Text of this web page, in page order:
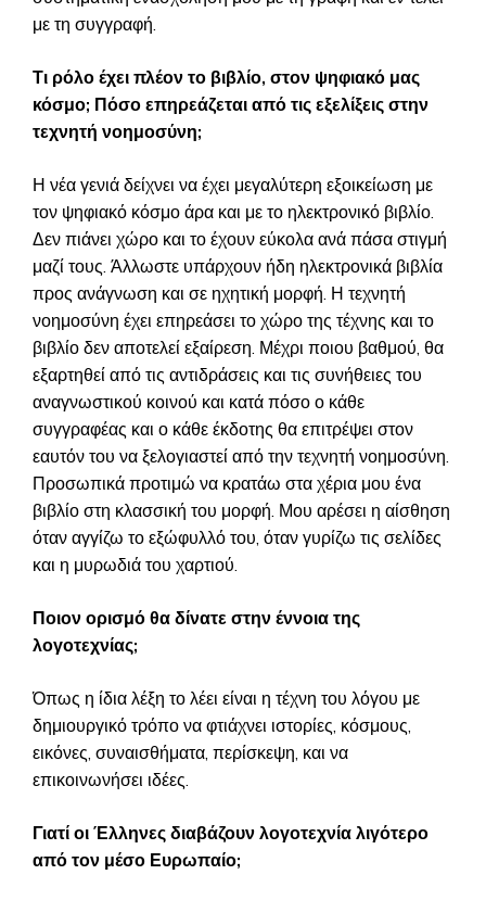
με τη συγγραφή.
Τι ρόλο έχει πλέον το βιβλίο, στον ψηφιακό μας
κόσμο; Πόσο επηρεάζεται από τις εξελίξεις στην
τεχνητή νοημοσύνη;
Η νέα γενιά δείχνει να έχει μεγαλύτερη εξοικείωση με
τον ψηφιακό κόσμο άρα και με το ηλεκτρονικό βιβλίο.
Δεν πιάνει χώρο και το έχουν εύκολα ανά πάσα στιγμή
μαζί τους. Άλλωστε υπάρχουν ήδη ηλεκτρονικά βιβλία
προς ανάγνωση και σε ηχητική μορφή. Η τεχνητή
νοημοσύνη έχει επηρεάσει το χώρο της τέχνης και το
βιβλίο δεν αποτελεί εξαίρεση. Μέχρι ποιου βαθμού, θα
εξαρτηθεί από τις αντιδράσεις και τις συνήθειες του
αναγνωστικού κοινού και κατά πόσο ο κάθε
συγγραφέας και ο κάθε έκδοτης θα επιτρέψει στον
εαυτόν του να ξελογιαστεί από την τεχνητή νοημοσύνη.
Προσωπικά προτιμώ να κρατάω στα χέρια μου ένα
βιβλίο στη κλασσική του μορφή. Μου αρέσει η αίσθηση
όταν αγγίζω το εξώφυλλό του, όταν γυρίζω τις σελίδες
και η μυρωδιά του χαρτιού.
Ποιον ορισμό θα δίνατε στην έννοια της
λογοτεχνίας;
Όπως η ίδια λέξη το λέει είναι η τέχνη του λόγου με
δημιουργικό τρόπο να φτιάχνει ιστορίες, κόσμους,
εικόνες, συναισθήματα, περίσκεψη, και να
επικοινωνήσει ιδέες.
Γιατί οι Έλληνες διαβάζουν λογοτεχνία λιγότερο
από τον μέσο Ευρωπαίο;